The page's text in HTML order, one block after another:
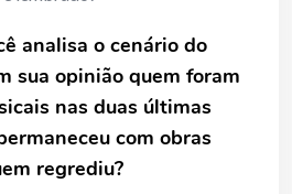
analisa o cenário do
sua opinião quem foram
nas duas últimas
com obras
regrediu?